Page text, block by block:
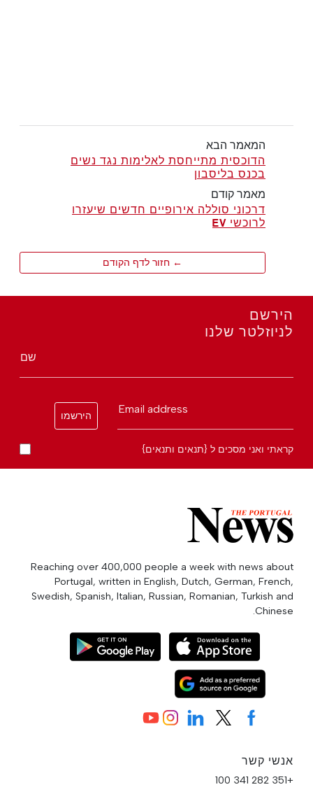
המאמר הבא
הדוכסית מתייחסת לאלימות נגד נשים
בכנס בליסבון
מאמר קודם
דרכוני סוללה אירופיים חדשים שיעזרו
לרוכשי EV
← חזור לדף הקודם
הירשם
לניוזלטר שלנו
שם
Email address
הירשמו
קראתי ואני מסכים ל {תנאים ותנאים}
Reaching over 400,000 people a week with news about
Portugal, written in English, Dutch, German, French,
Swedish, Spanish, Italian, Russian, Romanian, Turkish and
Chinese.
אנשי קשר
+351 282 341 100